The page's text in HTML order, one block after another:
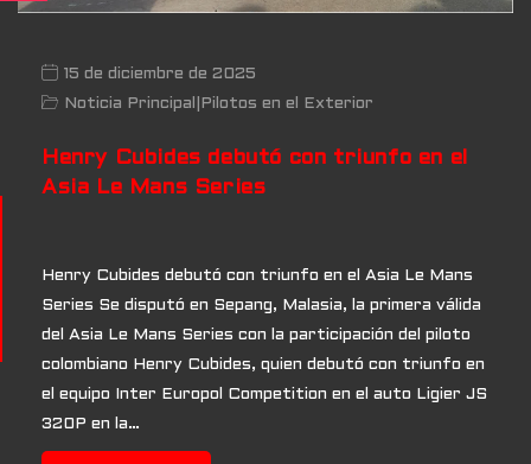
15 de diciembre de 2025
Noticia Principal
Pilotos en el Exterior
Henry Cubides debutó con triunfo en el
Asia Le Mans Series
Henry Cubides debutó con triunfo en el Asia Le Mans
Series Se disputó en Sepang, Malasia, la primera válida
del Asia Le Mans Series con la participación del piloto
colombiano Henry Cubides, quien debutó con triunfo en
el equipo Inter Europol Competition en el auto Ligier JS
320P en la…